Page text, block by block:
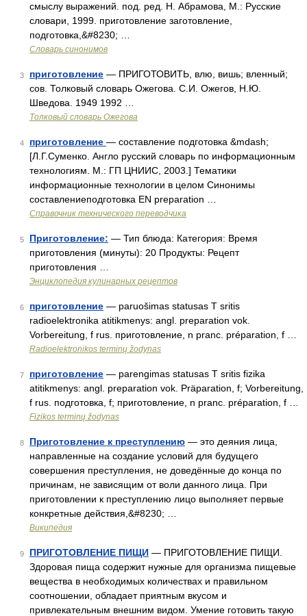
смыслу выражений. под. ред. Н. Абрамова, М.: Русские
словари, 1999. приготовление заготовление,
подготовка,&#8230; …
Словарь синонимов
3 приготовление — ПРИГОТОВИТЬ, влю, вишь; вленный;
сов. Толковый словарь Ожегова. С.И. Ожегов, Н.Ю.
Шведова. 1949 1992 …
Толковый словарь Ожегова
4 приготовление — составление подготовка &mdash;
[Л.Г.Суменко. Англо русский словарь по информационным
технологиям. М.: ГП ЦНИИС, 2003.] Тематики
информационные технологии в целом Синонимы
составлениеподготовка EN preparation …
Справочник технического переводчика
5 Приготовление: — Тип блюда: Категория: Время
приготовления (минуты): 20 Продукты: Рецепт
приготовления …
Энциклопедия кулинарных рецептов
6 приготовление — paruošimas statusas T sritis
radioelektronika atitikmenys: angl. preparation vok.
Vorbereitung, f rus. приготовление, n pranc. préparation, f …
Radioelektronikos terminų žodynas
7 приготовление — parengimas statusas T sritis fizika
atitikmenys: angl. preparation vok. Präparation, f; Vorbereitung,
f rus. подготовка, f; приготовление, n pranc. préparation, f …
Fizikos terminų žodynas
8 Приготовление к преступлению — это деяния лица,
направленные на создание условий для будущего
совершения преступления, не доведённые до конца по
причинам, не зависящим от воли данного лица. При
приготовлении к преступлению лицо выполняет первые
конкретные действия,&#8230; …
Википедия
9 ПРИГОТОВЛЕНИЕ ПИЩИ — ПРИГОТОВЛЕНИЕ ПИЩИ.
Здоровая пища содержит нужные для организма пищевые
вещества в необходимых количествах и правильном
соотношении, обладает приятным вкусом и
привлекательным внешним видом. Умение готовить такую